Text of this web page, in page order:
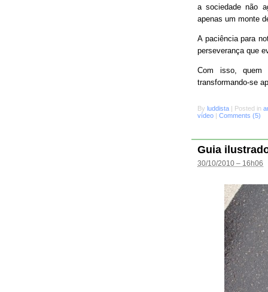
a sociedade não
apenas um monte
A paciência para
perseverança que
Com isso, quem
transformando-se
By luddista | Posted in
vídeo | Comments (5)
Guia
30/10/2010 – 16h06